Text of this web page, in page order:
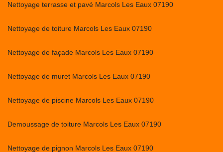
Nettoyage terrasse et pavé Marcols Les Eaux 07190
Nettoyage de toiture Marcols Les Eaux 07190
Nettoyage de façade Marcols Les Eaux 07190
Nettoyage de muret Marcols Les Eaux 07190
Nettoyage de piscine Marcols Les Eaux 07190
Demoussage de toiture Marcols Les Eaux 07190
Nettoyage de pignon Marcols Les Eaux 07190